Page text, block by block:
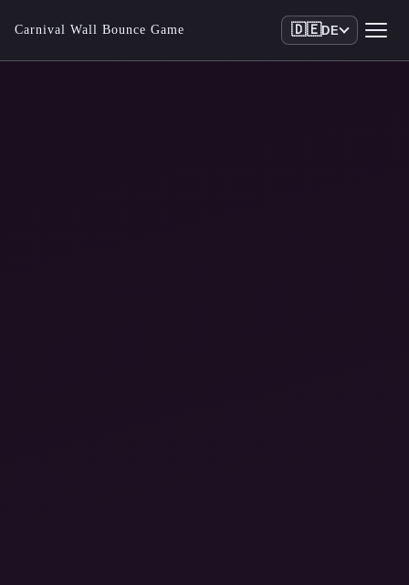
Carnival Wall Bounce Game 🇩🇪DE